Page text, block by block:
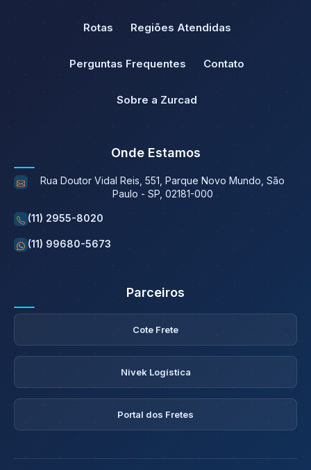
Rotas Regiões Atendidas
Perguntas Frequentes Contato
Sobre a Zurcad
Onde Estamos
Rua Doutor Vidal Reis, 551, Parque Novo Mundo, São
Paulo - SP, 02181-000
(11) 2955-8020
(11) 99680-5673
Parceiros
Cote Frete
Nivek Logística
Portal dos Fretes